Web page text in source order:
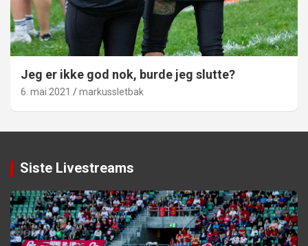
Jeg er ikke god nok, burde jeg slutte?
6. mai 2021 markussletbak
Siste Livestreams